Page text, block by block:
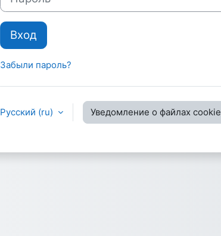
Вход
Забыли пароль?
Русский ‎(ru)‎ Уведомление о файлах cookie